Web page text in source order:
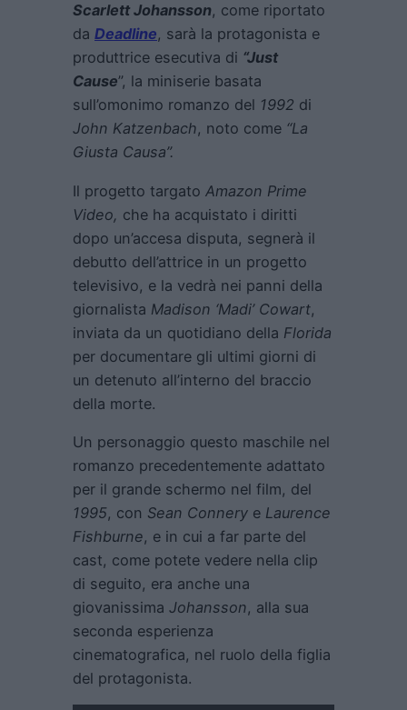
Scarlett Johansson, come riportato
da Deadline, sarà la protagonista e
produttrice esecutiva di “Just
Cause”, la miniserie basata
sull’omonimo romanzo del 1992 di
John Katzenbach, noto come “La
Giusta Causa”.
Il progetto targato Amazon Prime
Video, che ha acquistato i diritti
dopo un’accesa disputa, segnerà il
debutto dell’attrice in un progetto
televisivo, e la vedrà nei panni della
giornalista Madison ‘Madi’ Cowart,
inviata da un quotidiano della Florida
per documentare gli ultimi giorni di
un detenuto all’interno del braccio
della morte.
Un personaggio questo maschile nel
romanzo precedentemente adattato
per il grande schermo nel film, del
1995, con Sean Connery e Laurence
Fishburne, e in cui a far parte del
cast, come potete vedere nella clip
di seguito, era anche una
giovanissima Johansson, alla sua
seconda esperienza
cinematografica, nel ruolo della figlia
del protagonista.